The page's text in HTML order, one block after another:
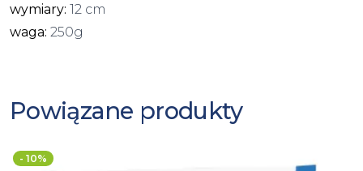
wymiary: 12 cm
waga: 250g
Powiązane produkty
- 10%